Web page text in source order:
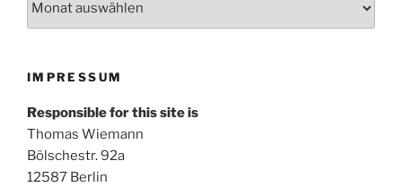
IMPRESSUM
Responsible for this site is
Thomas Wiemann
Bölschestr. 92a
12587 Berlin